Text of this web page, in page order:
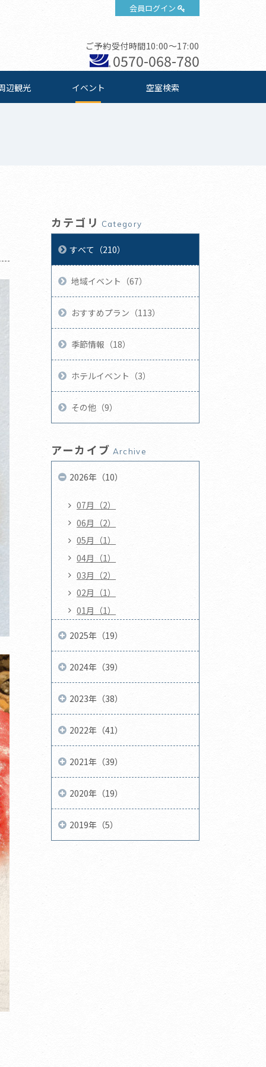
会員ログイン
ご予約受付時間10:00～17:00
0570-068-780
辺観光 イベント 空室検索
カテゴリ Category
すべて（210）
地域イベント（67）
おすすめプラン（113）
季節情報（18）
ホテルイベント（3）
その他（9）
アーカイブ Archive
2026年（10）
07月（2）
06月（2）
05月（1）
04月（1）
03月（2）
02月（1）
01月（1）
2025年（19）
2024年（39）
2023年（38）
2022年（41）
2021年（39）
2020年（19）
2019年（5）